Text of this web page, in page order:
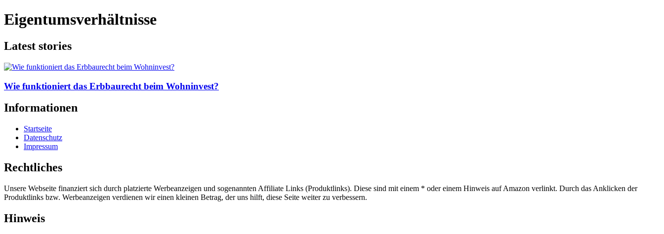
Eigentumsverhältnisse
Latest stories
Wie funktioniert das Erbbaurecht beim Wohninvest?
Informationen
Startseite
Datenschutz
Impressum
Rechtliches
Unsere Webseite finanziert sich durch platzierte Werbeanzeigen und sogenannten Affiliate Links (Produktlinks). Diese sind mit einem * oder einem Hinweis auf Amazon verlinkt. Durch das Anklicken der
Produktlinks bzw. Werbeanzeigen verdienen wir einen kleinen Betrag, der uns hilft, diese Seite weiter zu verbessern.
Hinweis